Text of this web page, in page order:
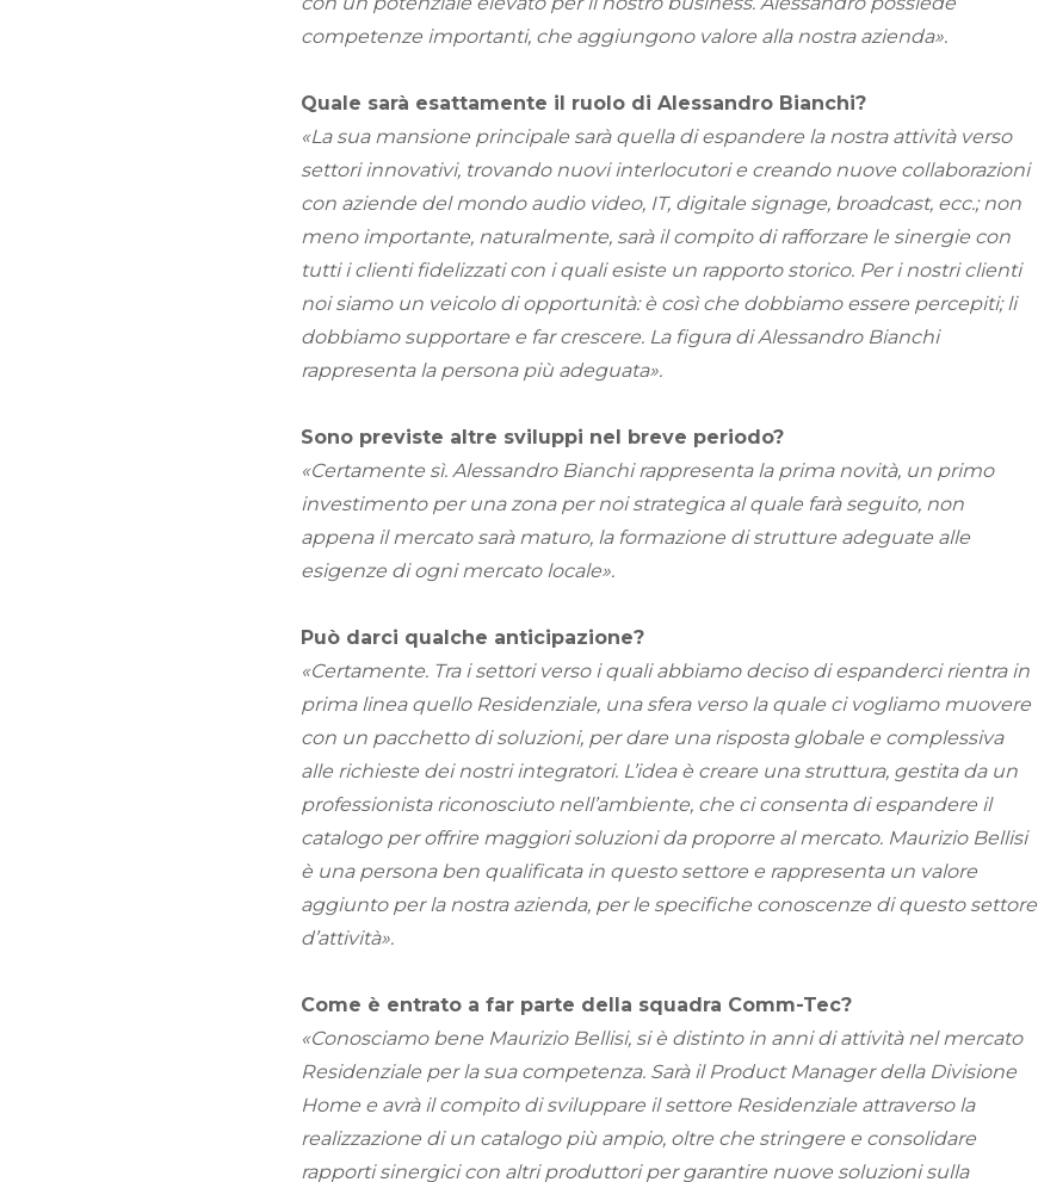
competenze importanti, che aggiungono valore alla nostra azienda».
Quale sarà esattamente il ruolo di Alessandro Bianchi?
«La sua mansione principale sarà quella di espandere la nostra attività verso
settori innovativi, trovando nuovi interlocutori e creando nuove collaborazioni
con aziende del mondo audio video, IT, digitale signage, broadcast, ecc.; non
meno importante, naturalmente, sarà il compito di rafforzare le sinergie con
tutti i clienti fidelizzati con i quali esiste un rapporto storico. Per i nostri clienti
noi siamo un veicolo di opportunità: è così che dobbiamo essere percepiti; li
dobbiamo supportare e far crescere. La figura di Alessandro Bianchi
rappresenta la persona più adeguata».
Sono previste altre sviluppi nel breve periodo?
«Certamente sì. Alessandro Bianchi rappresenta la prima novità, un primo
investimento per una zona per noi strategica al quale farà seguito, non
appena il mercato sarà maturo, la formazione di strutture adeguate alle
esigenze di ogni mercato locale».
Può darci qualche anticipazione?
«Certamente. Tra i settori verso i quali abbiamo deciso di espanderci rientra in
prima linea quello Residenziale, una sfera verso la quale ci vogliamo muovere
con un pacchetto di soluzioni, per dare una risposta globale e complessiva
alle richieste dei nostri integratori. L’idea è creare una struttura, gestita da un
professionista riconosciuto nell’ambiente, che ci consenta di espandere il
catalogo per offrire maggiori soluzioni da proporre al mercato. Maurizio Bellisi
è una persona ben qualificata in questo settore e rappresenta un valore
aggiunto per la nostra azienda, per le specifiche conoscenze di questo settore
d’attività».
Come è entrato a far parte della squadra Comm-Tec?
«Conosciamo bene Maurizio Bellisi, si è distinto in anni di attività nel mercato
Residenziale per la sua competenza. Sarà il Product Manager della Divisione
Home e avrà il compito di sviluppare il settore Residenziale attraverso la
realizzazione di un catalogo più ampio, oltre che stringere e consolidare
rapporti sinergici con altri produttori per garantire nuove soluzioni sulla